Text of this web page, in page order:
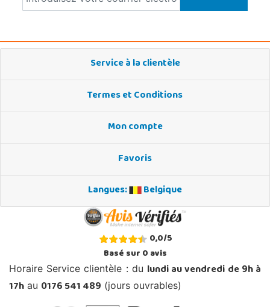
Service à la clientèle
Termes et Conditions
Mon compte
Favoris
Langues:
Belgique
0,0/5
Basé sur0avis
Horaire Service clientèle : du lundi au vendredi de 9h à
17h au 0176 541 489 (jours ouvrables)